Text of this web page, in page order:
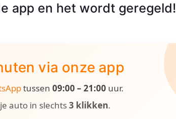
app en het wordt geregeld!
via onze app
tussen 09:00 – 21:00 uur.
auto in slechts3 klikken.